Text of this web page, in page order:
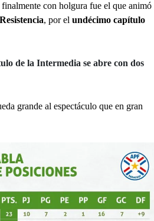
con holgura fue el que animó
Resistencia, por el undécimo capítulo
de la Intermedia se abre con dos
grande al espectáculo que en gran